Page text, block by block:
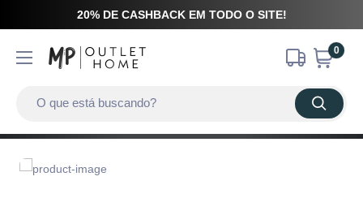
20% DE CASHBACK EM TODO O SITE!
0